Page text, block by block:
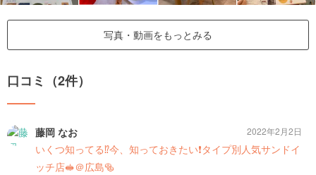
写真・動画をもっとみる
口コミ（2件）
藤岡 なお
いくつ知ってる⁉️今、知っておきたい❗️タイプ別人気サンドイ
ッチ店🥪＠広島🥯
2022年2月2日